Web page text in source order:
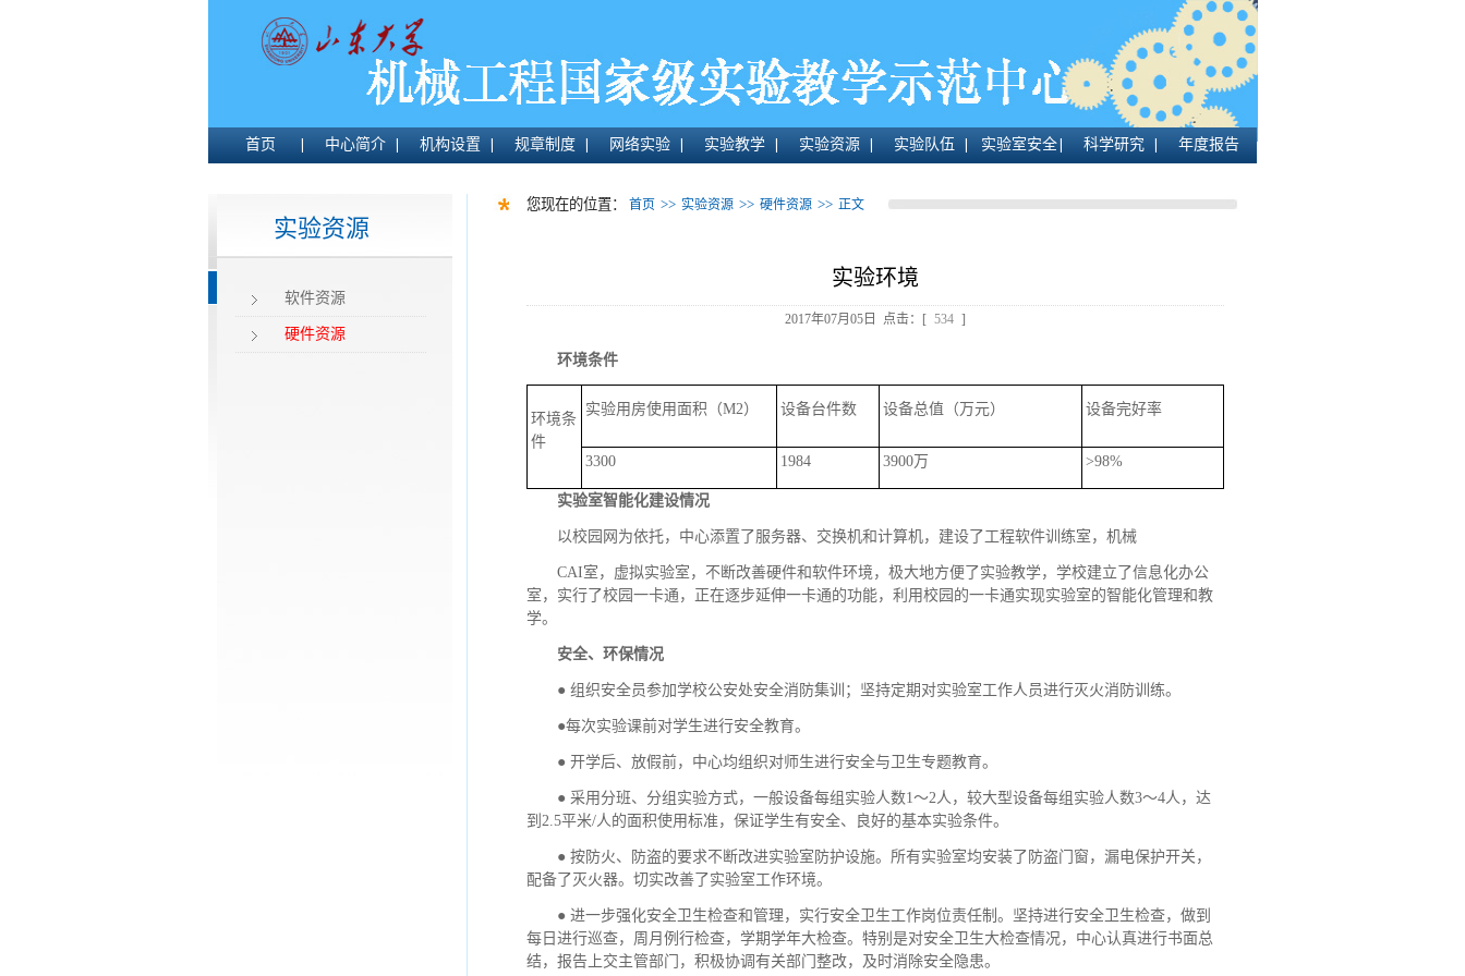
首页 中心简介 机构设置 规章制度 网络实验 实验教学 实验资源 实验队伍 实验室安全 科学研究 年度报告
实验资源
软件资源
硬件资源
您现在的位置： 首页 >> 实验资源 >> 硬件资源 >> 正文
实验环境
2017年07月05日 点击：[ 534 ]
环境条件
环境条
件
实验用房使用面积（M2） 设备台件数 设备总值（万元） 设备完好率
3300 1984 3900万 >98%
实验室智能化建设情况
以校园网为依托，中心添置了服务器、交换机和计算机，建设了工程软件训练室，机械
CAI室，虚拟实验室，不断改善硬件和软件环境，极大地方便了实验教学，学校建立了信息化办公
室，实行了校园一卡通，正在逐步延伸一卡通的功能，利用校园的一卡通实现实验室的智能化管理和教
学。
安全、环保情况
● 组织安全员参加学校公安处安全消防集训；坚持定期对实验室工作人员进行灭火消防训练。
●每次实验课前对学生进行安全教育。
● 开学后、放假前，中心均组织对师生进行安全与卫生专题教育。
● 采用分班、分组实验方式，一般设备每组实验人数1～2人，较大型设备每组实验人数3～4人，达
到2.5平米/人的面积使用标准，保证学生有安全、良好的基本实验条件。
● 按防火、防盗的要求不断改进实验室防护设施。所有实验室均安装了防盗门窗，漏电保护开关，
配备了灭火器。切实改善了实验室工作环境。
● 进一步强化安全卫生检查和管理，实行安全卫生工作岗位责任制。坚持进行安全卫生检查，做到
每日进行巡查，周月例行检查，学期学年大检查。特别是对安全卫生大检查情况，中心认真进行书面总
结，报告上交主管部门，积极协调有关部门整改，及时消除安全隐患。